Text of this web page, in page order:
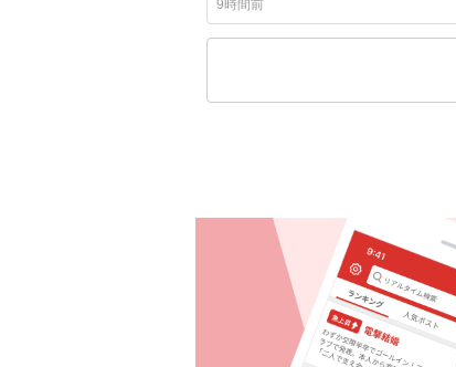
信
数
ポ
ス
ね
9時間前